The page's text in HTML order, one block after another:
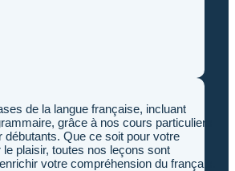
de la langue française, incluant
grâce à nos cours particuliers
débutants. Que ce soit pour votre
le plaisir, toutes nos leçons sont
votre compréhension du français.